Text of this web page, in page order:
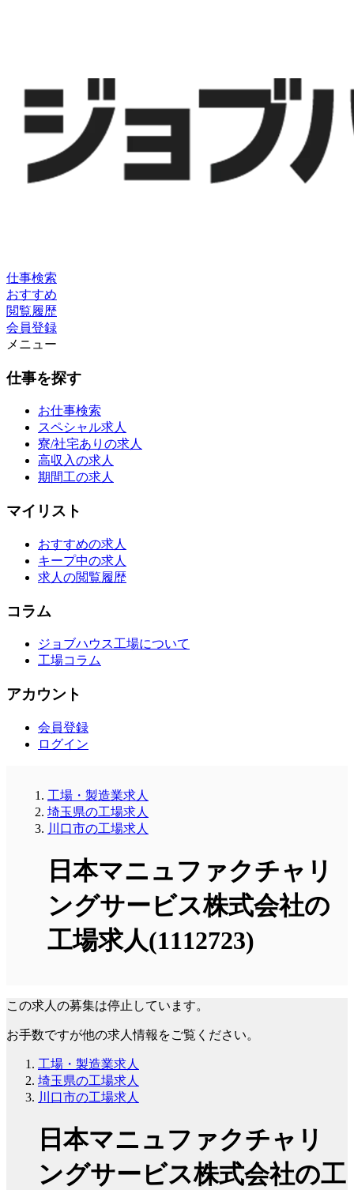
仕事検索
おすすめ
閲覧履歴
会員登録
メニュー
仕事を探す
お仕事検索
スペシャル求人
寮/社宅ありの求人
高収入の求人
期間工の求人
マイリスト
おすすめの求人
キープ中の求人
求人の閲覧履歴
コラム
ジョブハウス工場について
工場コラム
アカウント
会員登録
ログイン
工場・製造業求人
埼玉県の工場求人
川口市の工場求人
日本マニュファクチャリ
ングサービス株式会社の
工場求人(1112723)
この求人の募集は停止しています。
お手数ですが他の求人情報をご覧ください。
工場・製造業求人
埼玉県の工場求人
川口市の工場求人
日本マニュファクチャリ
ングサービス株式会社の工